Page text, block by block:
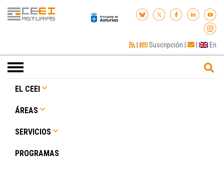
| Suscripción | | En
Toggle
navigation
EL CEEI
ÁREAS
SERVICIOS
PROGRAMAS